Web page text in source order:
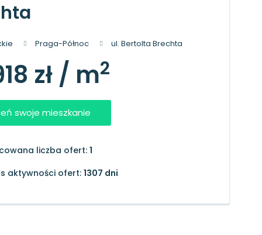
Praga-Północ ul. Bertolta Brechta
zł / m2
swoje mieszkanie
liczba ofert:1
aktywności ofert:1307 dni